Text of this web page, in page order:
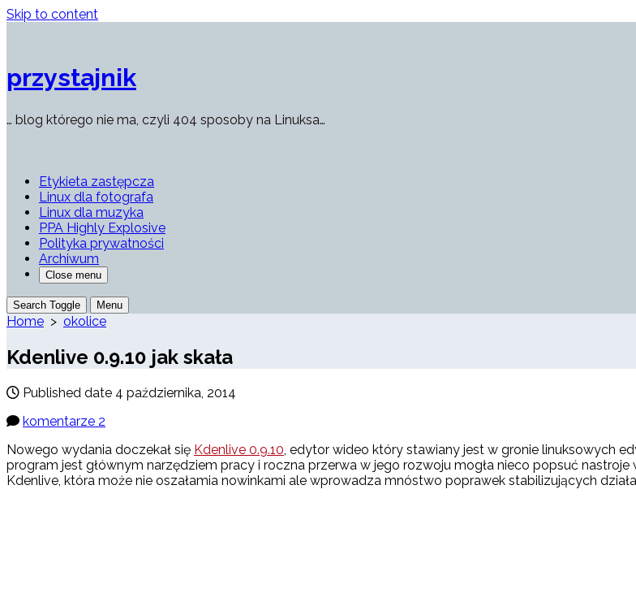
Skip to content
przystajnik
… blog którego nie ma, czyli 404 sposoby na Linuksa…
Etykieta zastępcza
Linux dla fotografa
Linux dla muzyka
PPA Highly Explosive
Polityka prywatności
Archiwum
Close menu
Search Toggle Menu
Home > okolice
Kdenlive 0.9.10 jak skała
Published date 4 października, 2014
komentarze 2
Nowego wydania doczekał się Kdenlive 0.9.10, edytor wideo który stawiany jest w gronie linuksowych
program jest głównym narzędziem pracy i roczna przerwa w jego rozwoju mogła nieco popsuć
Kdenlive, która może nie oszałamia nowinkami ale wprowadza mnóstwo poprawek stabilizujących